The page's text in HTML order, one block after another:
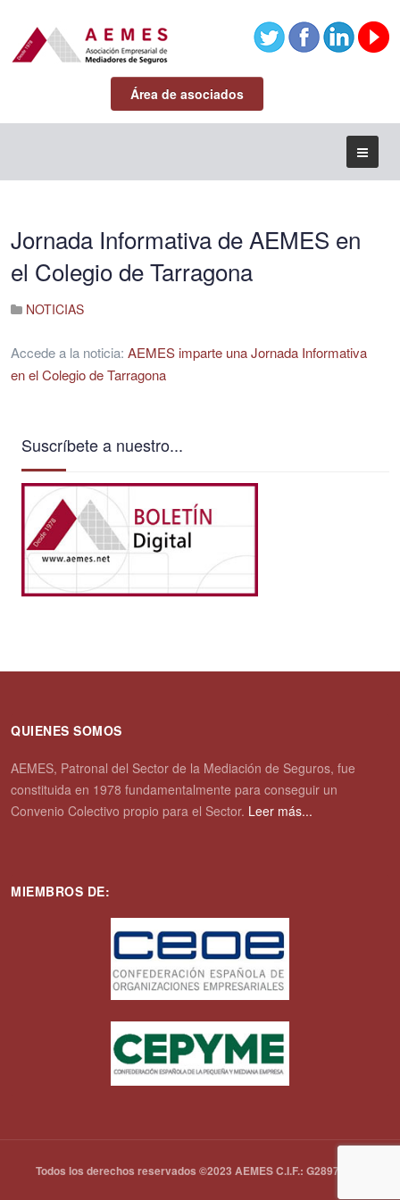
Área de asociados
Jornada Informativa de AEMES en
el Colegio de Tarragona
NOTICIAS
Accede a la noticia: AEMES imparte una Jornada Informativa
en el Colegio de Tarragona
Suscríbete a nuestro...
QUIENES SOMOS
AEMES, Patronal del Sector de la Mediación de Seguros, fue
constituida en 1978 fundamentalmente para conseguir un
Convenio Colectivo propio para el Sector. Leer más...
MIEMBROS DE:
Todos los derechos reservados ©2023 AEMES C.I.F.: G28972792